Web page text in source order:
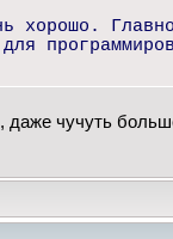
хорошо.
для
даже чучуть